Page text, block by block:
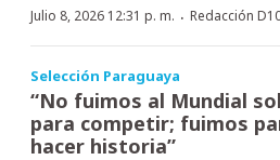
Julio 8, 2026 12:31 p. m. · Redacción
Selección Paraguaya
“No fuimos al Mundial
para competir; fuimos
hacer historia”